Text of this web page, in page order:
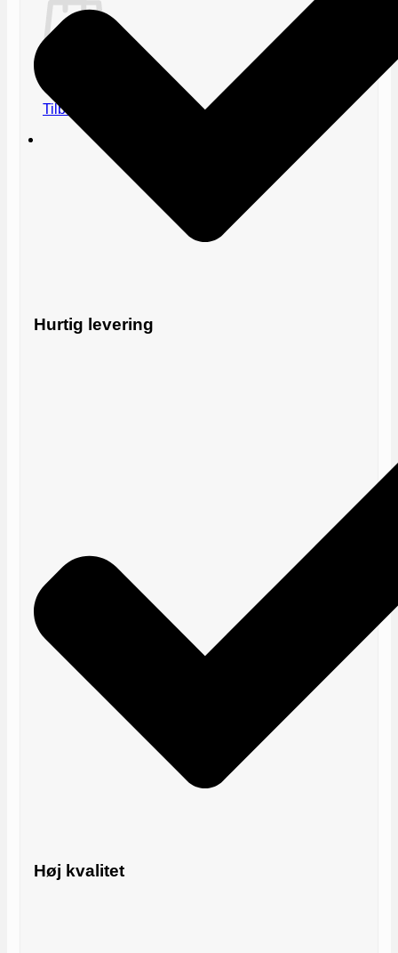
Ingen varer i kurven.
Tilbage til shoppen
Hurtig levering
Høj kvalitet